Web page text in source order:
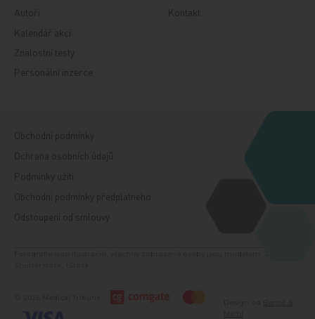
Autoři
Kalendář akcí
Znalostní testy
Personální inzerce
Kontakt
Obchodní podmínky
Ochrana osobních údajů
Podmínky užití
Obchodní podmínky předplatného
Odstoupení od smlouvy